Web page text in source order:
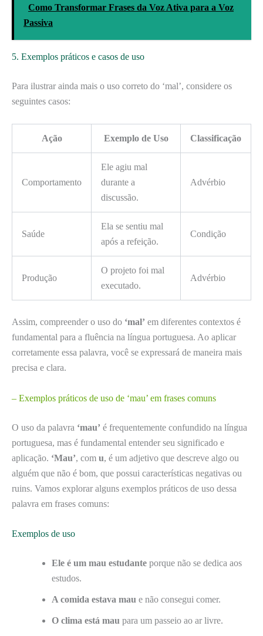
Como Transformar Frases da Voz Ativa para a Voz
Passiva
5. Exemplos práticos e casos de uso
Para ilustrar ainda mais o uso correto do ‘mal’, considere os
seguintes casos:
Ação Exemplo de Uso Classificação
Comportamento
Ele agiu mal
durante a
discussão.
Advérbio
Saúde
Ela se sentiu mal
após a refeição.
Condição
Produção
O projeto foi mal
executado.
Advérbio
Assim, compreender o uso do ‘mal’ em diferentes contextos é
fundamental para a fluência na língua portuguesa. Ao aplicar
corretamente essa palavra, você se expressará de maneira mais
precisa e clara.
– Exemplos práticos de uso de ‘mau’ em frases comuns
O uso da palavra ‘mau’ é frequentemente confundido na língua
portuguesa, mas é fundamental entender seu significado e
aplicação. ‘Mau’, com u, é um adjetivo que descreve algo ou
alguém que não é bom, que possui características negativas ou
ruins. Vamos explorar alguns exemplos práticos de uso dessa
palavra em frases comuns:
Exemplos de uso
Ele é um mau estudante porque não se dedica aos
estudos.
A comida estava mau e não consegui comer.
O clima está mau para um passeio ao ar livre.